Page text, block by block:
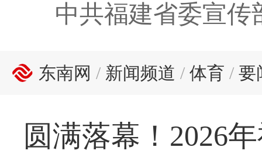
中共福建省委宣传
东南网 / 新闻频道 / 体育 / 要
圆满落幕！2026